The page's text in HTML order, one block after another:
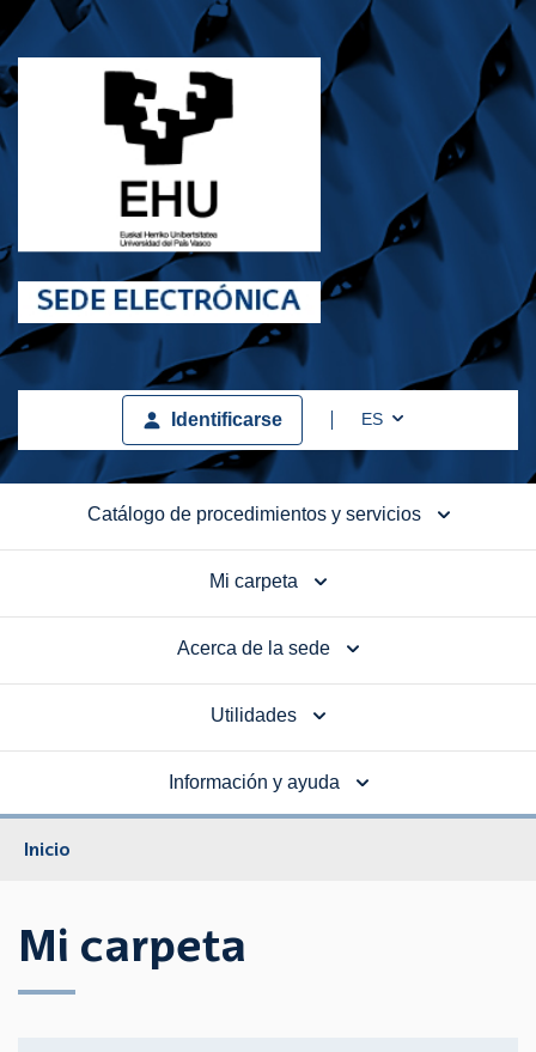
ES Toggle Dropdown
Identificarse
Catálogo de procedimientos y servicios
Mi carpeta
Acerca de la sede
Utilidades
Información y ayuda
Inicio
Mi carpeta